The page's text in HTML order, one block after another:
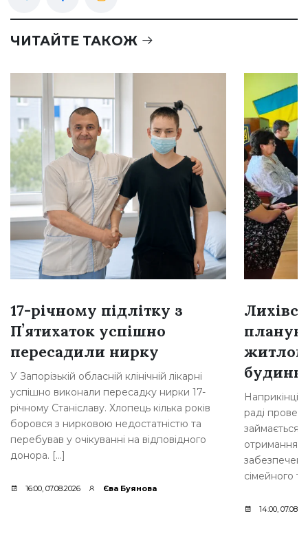
ЧИТАЙТЕ ТАКОЖ
17-річному підлітку з
Пʼятихаток успішно
пересадили нирку
У Запорізькій обласній клінічній лікарні
успішно виконали пересадку нирки 17-
річному Станіславу. Хлопець кілька років
боровся з нирковою недостатністю та
перебував у очікуванні на відповідного
донора. […]
16:00, 07.08.2026 Єва Буянова
Наприкінці
раді
займається
отримання
сімейного
14:00,